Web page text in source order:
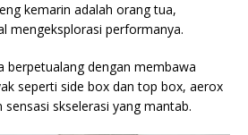
kemarin adalah orang tua,
mengeksplorasi performanya.
berpetualang dengan membawa
seperti side box dan top box, aerox
skselerasi yang mantab.